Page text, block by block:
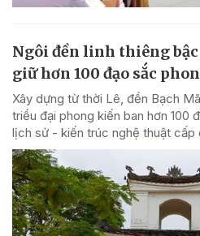
Ngôi đền linh thiêng
giữ hơn 100 đạo sắc
Xây dựng từ thời Lê, đền Bạch
triều đại phong kiến ban hơn 100
lịch sử - kiến trúc nghệ thuật cấp